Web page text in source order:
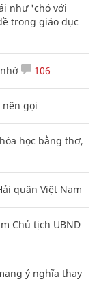
như 'chó với
trong giáo dục
106
nên gọi
học bằng thơ,
quân Việt Nam
Chủ tịch UBND
ý nghĩa thay